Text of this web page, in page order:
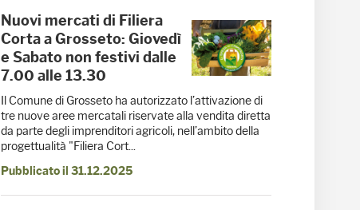
Nuovi mercati di Filiera
Corta a Grosseto: Giovedì
e Sabato non festivi dalle
7.00 alle 13.30
Il Comune di Grosseto ha autorizzato l’attivazione di
tre nuove aree mercatali riservate alla vendita diretta
da parte degli imprenditori agricoli, nell’ambito della
progettualità "Filiera Cort...
Pubblicato il 31.12.2025